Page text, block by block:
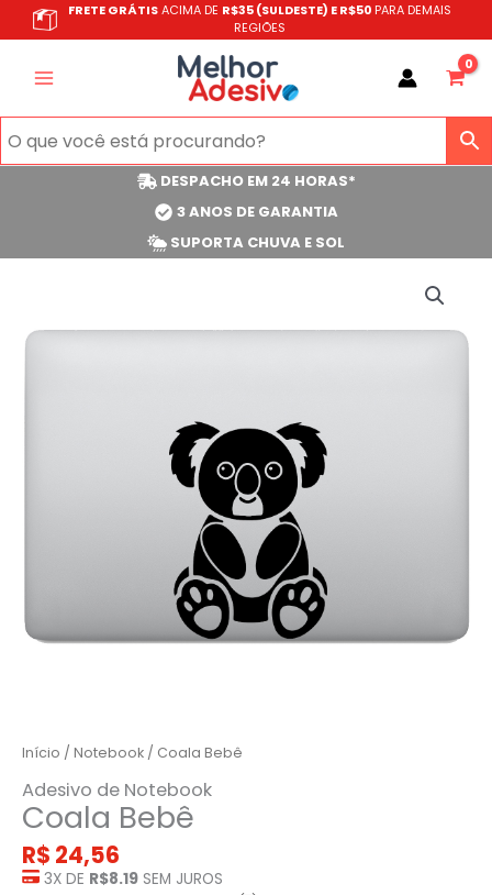
para
FRETE GRÁTISACIMA DE R$35 (SULDESTE) E R$50 PARA DEMAIS
REGIÕES
DESPACHO EM 24 HORAS*
3 ANOS DE GARANTIA
SUPORTA CHUVA E SOL
Início / Notebook / Coala Bebê
Adesivo de Notebook
Coala Bebê
R$ 24,56
3X DE R$8.19 SEM JUROS